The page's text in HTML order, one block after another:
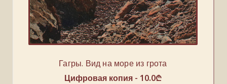
Гагры. Вид на море из грота
Цифровая копия - 10.0₾